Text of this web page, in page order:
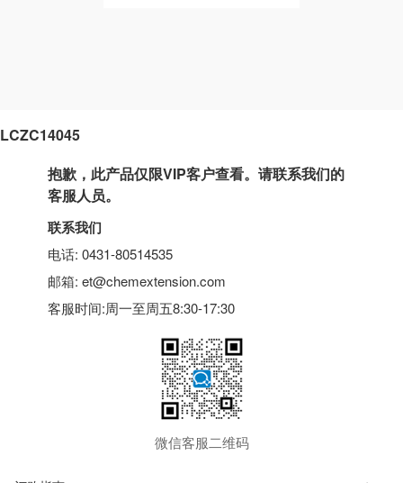
LCZC14045
抱歉，此产品仅限VIP客户查看。请联系我们的
客服人员。
联系我们
电话: 0431-80514535
邮箱: et@chemextension.com
客服时间:周一至周五8:30-17:30
微信客服二维码